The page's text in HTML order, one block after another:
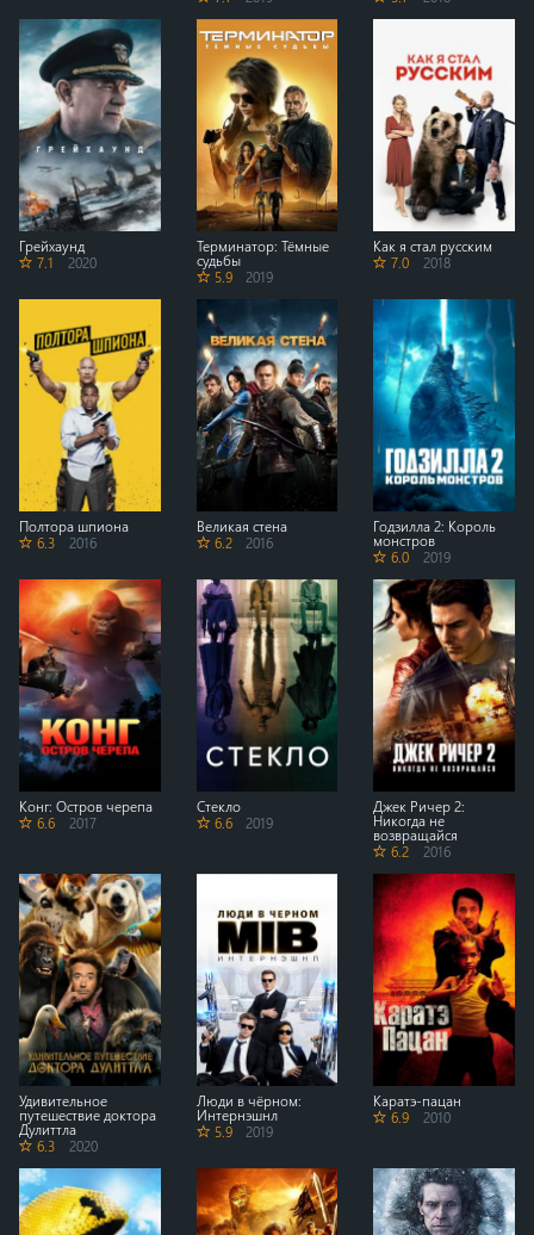
Грейхаунд
7.1
2020
Терминатор: Тёмные
судьбы
5.9
2019
Как я стал русским
7.0
2018
Полтора шпиона
6.3
2016
Великая стена
6.2
2016
Годзилла 2: Король
монстров
6.0
2019
Конг: Остров черепа
6.6
2017
Стекло
6.6
2019
Джек Ричер 2:
Никогда не
возвращайся
6.2
2016
Удивительное
путешествие доктора
Дулиттла
6.3
2020
Люди в чёрном:
Интернэшнл
5.9
2019
Каратэ-пацан
6.9
2010